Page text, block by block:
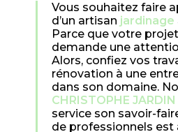
Vous souhaitez faire appel aux services
d’un artisan jardinage
Parce que votre
demande une
Alors, confiez vos
rénovation à une
dans son domaine.
CHRISTOPHE JARDIN
service son savoir-
de professionnels est